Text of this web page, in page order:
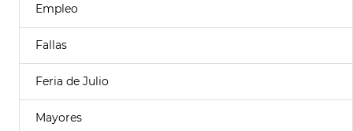
Empleo
Fallas
Feria de Julio
Mayores